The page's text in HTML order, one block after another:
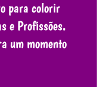
para colorir
e Profissões.
um momento